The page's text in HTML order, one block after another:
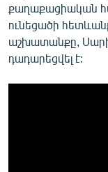
ԲԱՆԱՎԵՃ
ՁԳՏԵԼՈՎ
ՓՈԴՔԱՍԹ
քաղաքացիական
ունեցածի
աշխատանքը, Սարի
դադարեցվել է: